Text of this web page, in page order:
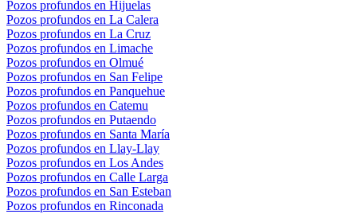
Pozos profundos en Hijuelas
Pozos profundos en La Calera
Pozos profundos en La Cruz
Pozos profundos en Limache
Pozos profundos en Olmué
Pozos profundos en San Felipe
Pozos profundos en Panquehue
Pozos profundos en Catemu
Pozos profundos en Putaendo
Pozos profundos en Santa María
Pozos profundos en Llay-Llay
Pozos profundos en Los Andes
Pozos profundos en Calle Larga
Pozos profundos en San Esteban
Pozos profundos en Rinconada